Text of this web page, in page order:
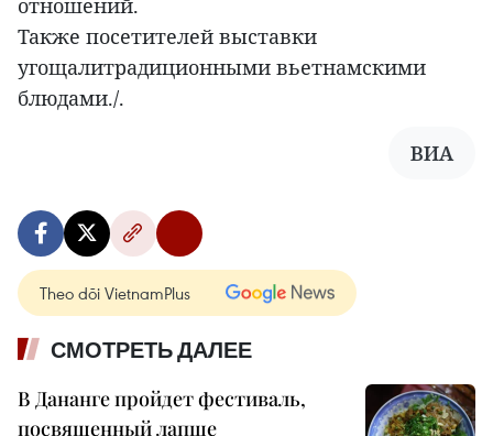
отношений.
Также посетителей выставки
угощалитрадиционными вьетнамскими
блюдами./.
ВИА
Theo dõi VietnamPlus
СМОТРЕТЬ ДАЛЕЕ
В Дананге пройдет фестиваль,
посвященный лапше